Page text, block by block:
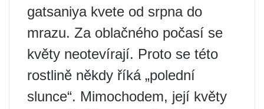
gatsaniya kvete od srpna do
mrazu. Za oblačného počasí se
květy neotevírají. Proto se této
rostlině někdy říká „polední
slunce“. Mimochodem, její květy